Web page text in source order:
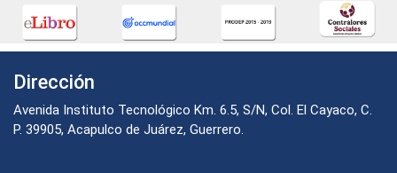
Dirección
Avenida Instituto Tecnológico Km. 6.5, S/N, Col. El Cayaco, C.
P. 39905, Acapulco de Juárez, Guerrero.